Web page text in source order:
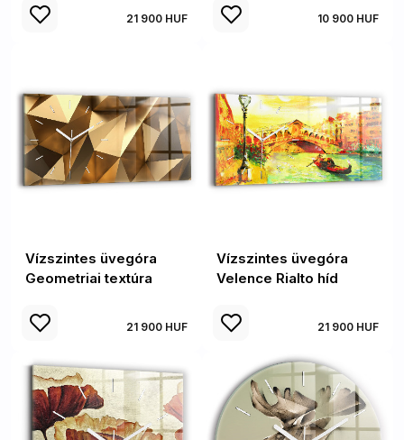
21 900 HUF 10 900 HUF
Vízszintes üvegóra
Geometriai textúra
21 900 HUF
Vízszintes üvegóra
Velence Rialto híd
21 900 HUF